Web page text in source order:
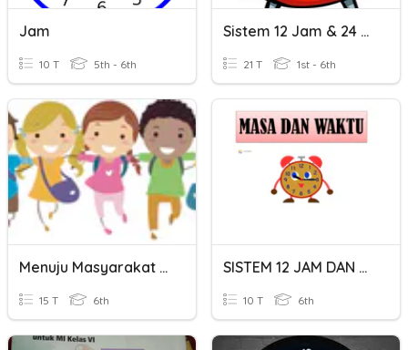
Jam
10 T 5th - 6th
Sistem 12 Jam & 24 Jam
21 T 1st - 6th
Menuju Masyarakat Sejahtera
15 T 6th
SISTEM 12 JAM DAN SISTEM 24 JAM
10 T 6th